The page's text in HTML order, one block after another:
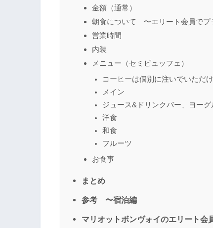
金額（通常）
朝食について 〜エリート会員でプ
営業時間
内装
メニュー（セミビュッフェ）
コーヒーは個別に注いでいただ
メイン
ジュース&ドリンクバー、ヨーグ
洋食
和食
フルーツ
お食事
まとめ
参考 〜宿泊編
マリオットボンヴォイのエリート会